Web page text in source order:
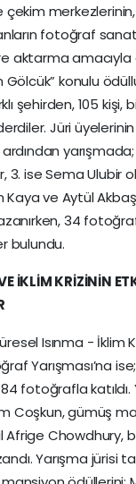
çekim
fotoğraf
aktarma
Gölcük” konulu
şehirden, 105
Jüri üyelerinin
yarışmada;
3. ise Sema Ulubir
Kaya ve Aytül
34
bulundu.
İKLİM KRİZİNİN
Isınma - İklim
Yarışması’na
fotoğrafla katıldı.
Coşkun, gümüş
Afrige Chowdhury,
Yarışma jürisi